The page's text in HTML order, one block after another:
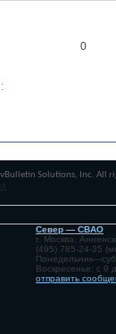
0
Solutions, Inc. All
Север — СВАО
г. Москва,
(495) 785-24-35
Воскресенье: с 9
отправить